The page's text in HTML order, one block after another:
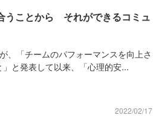
うことから それができるコミュ
「チームのパフォーマンスを向上さ
と発表して以来、「心理的安...
2022/02/17